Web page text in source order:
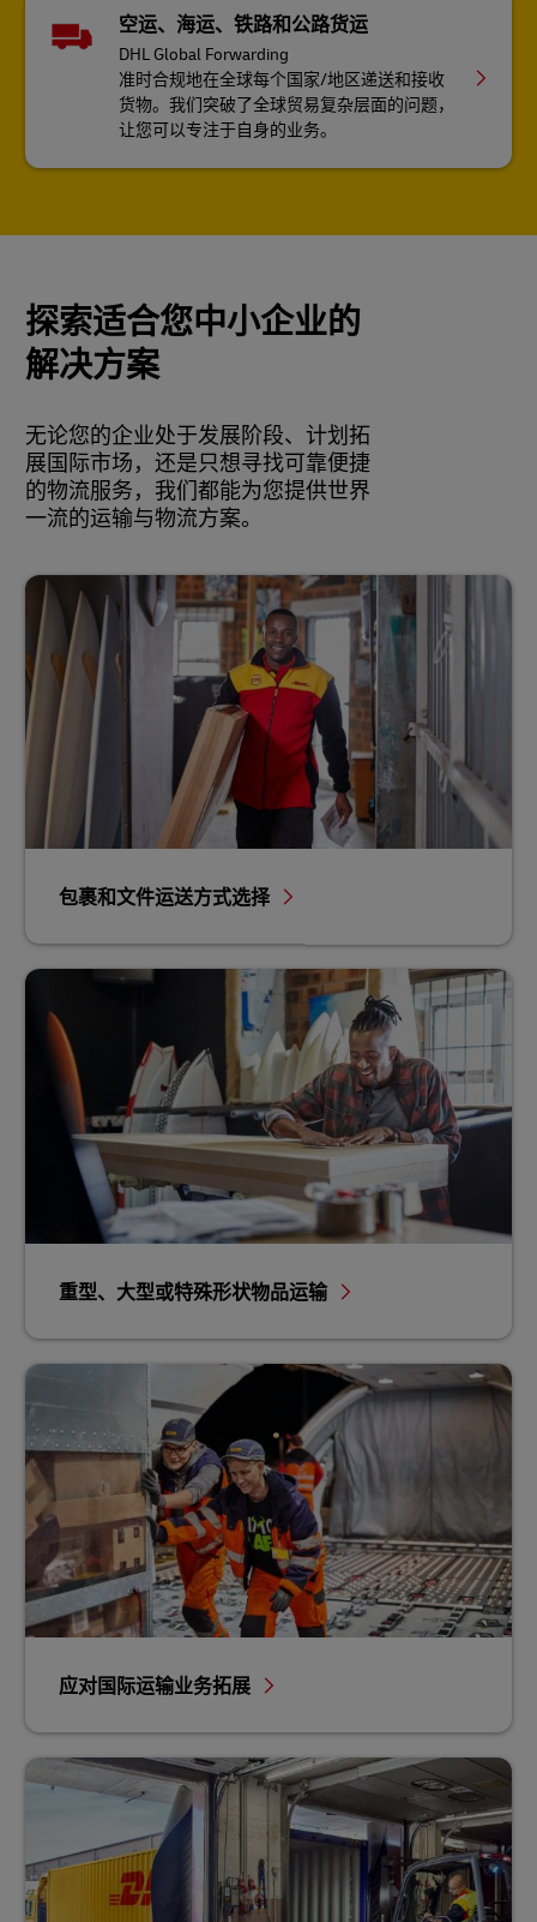
空运、海运、铁路和公路货运
DHL Global Forwarding
准时合规地在全球每个国家/地区递送和接收
货物。我们突破了全球贸易复杂层面的问题，
让您可以专注于自身的业务。
探索适合您中小企业的
解决方案
无论您的企业处于发展阶段、计划拓
展国际市场，还是只想寻找可靠便捷
的物流服务，我们都能为您提供世界
一流的运输与物流方案。
包裹和文件运送方式选择
重型、大型或特殊形状物品运输
应对国际运输业务拓展